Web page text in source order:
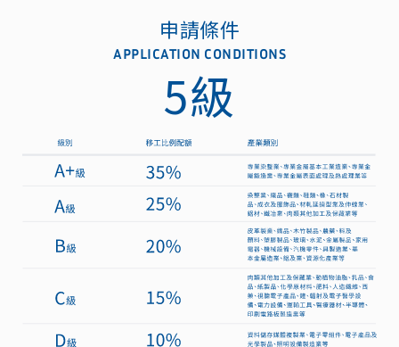
申請條件
APPLICATION CONDITIONS
5級